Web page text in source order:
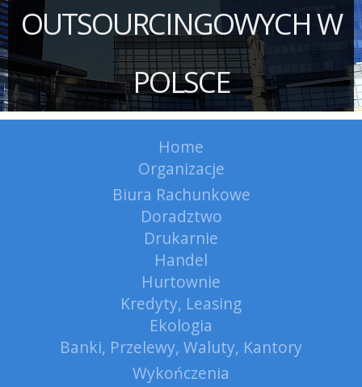
OUTSOURCINGOWYCH W
POLSCE
Home
Organizacje
Biura Rachunkowe
Doradztwo
Drukarnie
Handel
Hurtownie
Kredyty, Leasing
Ekologia
Banki, Przelewy, Waluty, Kantory
Wykończenia